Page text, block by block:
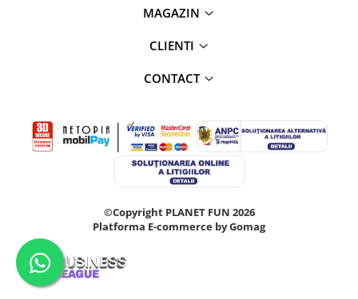
MAGAZIN
CLIENTI
CONTACT
©Copyright PLANET FUN 2026
Platforma E-commerce by Gomag